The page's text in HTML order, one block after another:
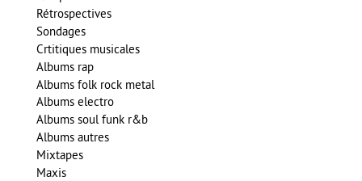
Rétrospectives
Sondages
Crtitiques musicales
Albums rap
Albums folk rock metal
Albums electro
Albums soul funk r&b
Albums autres
Mixtapes
Maxis